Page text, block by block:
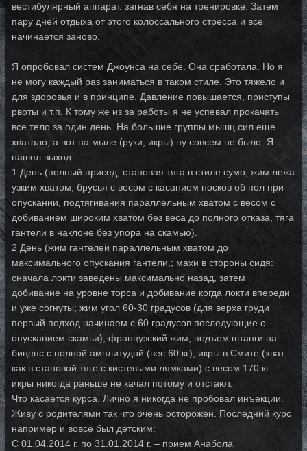
вестибулярный аппарат. загнав себя на тренировке. Затем
пару дней отдыха от этого колоссального стресса и все
начинается заново.
Я опробовал систем Джоунса на себе. Она сработала. Но я
не могу каждый раз заниматься в таком стиле. Это тяжело и
для здоровья и в принципе. Давление повышается, приступы
рвоты и т.п. К тому же из за работы я не успевал прокачать
все тело за один день. На большие группы мышц сил еще
хватало, а вот на мыле (руки, икры) ну совсем не было. Я
нашел выход:
1 День (полный присед, становая тяга в стиле сумо, жим лежа
узким хватом, брусья с весом с касанием носков об пол при
опускании, подтягивания параллельным хватом с весом с
добиванием широким хватом без веса до полного отказа, тяга
гантели в наклоне без упора на скамью).
2 День (жим гантелей параллельным хватом до
максимального опускания гантели,; махи в стороны сидя:
сначала локти заведены максимально назад, затем
добивание на уровне торса и добивание когда локти впереди
и уже согнуты; жим угол 60-30 градусов (для верха груди
первый подход начинаем с 60 градусов последующие с
опусканием скамьи); французский жим; подъем штанги на
бицепс с полной амплитудой (вес 60 кг), икры в Смите (хват
как в становой тяге с кистевыми лямками) с весом 170 кг. –
икры никогда раньше не качал потому и отстают.
Что касается курса. Лично я никогда не пробовал инъекции.
Живу с родителями так что очень осторожен. Последний курс
например и вовсе был детским:
С 01.04.2014 г. по 31.01.2014 г. – прием Анабола